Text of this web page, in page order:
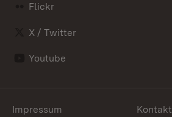
Flickr
X / Twitter
Youtube
Impressum Kontakt